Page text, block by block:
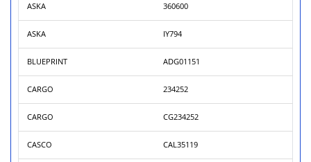
ASKA 360600
ASKA IY794
BLUEPRINT ADG01151
CARGO 234252
CARGO CG234252
CASCO CAL35119